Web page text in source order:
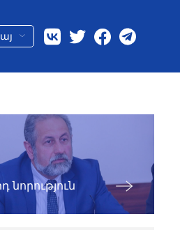
նորություն